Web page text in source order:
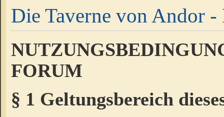
Die Taverne von Andor -
FORUM
§ 1 Geltungsbereich